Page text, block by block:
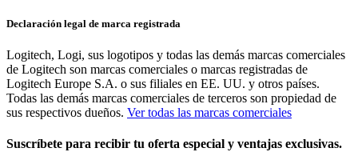
Declaración legal de marca registrada
Logitech, Logi, sus logotipos y todas las demás marcas comerciales
de Logitech son marcas comerciales o marcas registradas de
Logitech Europe S.A. o sus filiales en EE. UU. y otros países.
Todas las demás marcas comerciales de terceros son propiedad de
sus respectivos dueños. Ver todas las marcas comerciales
Suscríbete para recibir tu oferta especial y ventajas exclusivas.